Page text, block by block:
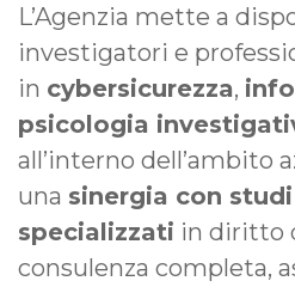
L’Agenzia mette a
investigatori e
in cybersicurezza,
psicologia
all’interno dell’ambito
una sinergia con
specializzati in diritto
consulenza completa,